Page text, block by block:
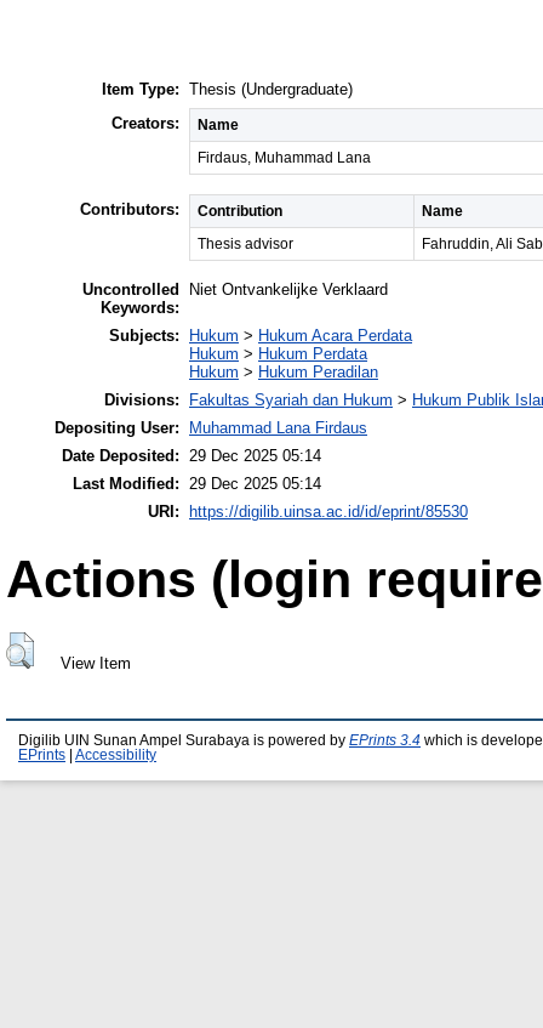
Item Type: Thesis (Undergraduate)
Creators:
Name
Firdaus, Muhammad Lana
Contributors: Contribution
Name
Thesis advisor
Fahruddin, Ali
Uncontrolled
Keywords:
Niet Ontvankelijke Verklaard
Subjects: Hukum > Hukum Acara Perdata
Hukum > Hukum Perdata
Hukum > Hukum Peradilan
Divisions:
Fakultas Syariah dan Hukum > Hukum Publik
Depositing User:
Muhammad Lana Firdaus
Date Deposited:
29 Dec 2025 05:14
Last Modified:
29 Dec 2025 05:14
URI:
https://digilib.uinsa.ac.id/id/eprint/85530
Actions (login
View Item
Digilib UIN Sunan Ampel Surabaya is powered by EPrints 3.4 which is
EPrints
Accessibility